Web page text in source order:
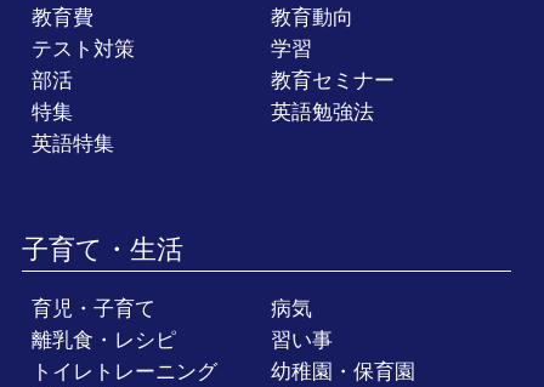
教育費
教育動向
テスト対策
学習
部活
教育セミナー
特集
英語勉強法
英語特集
子育て・生活
育児・子育て
病気
離乳食・レシピ
習い事
トイレトレーニング
幼稚園・保育園